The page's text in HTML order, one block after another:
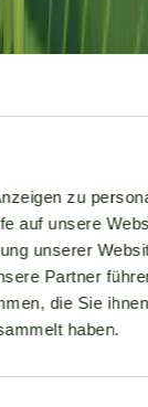
zu
auf unsere
unserer
Partner
die Sie
haben.